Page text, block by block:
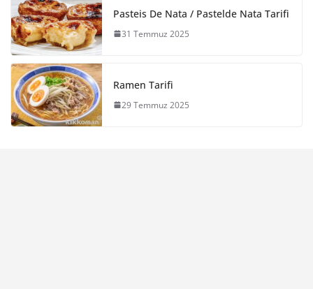
Pasteis De Nata / Pastelde Nata Tarifi
31 Temmuz 2025
Ramen Tarifi
29 Temmuz 2025